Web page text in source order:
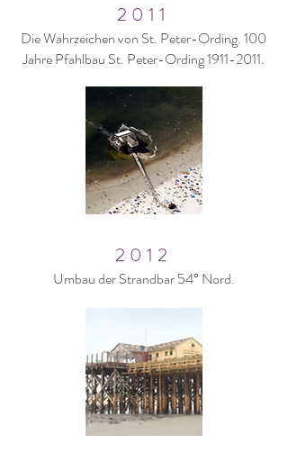
2011
Die Wahrzeichen von St. Peter-Ording. 100
Jahre Pfahlbau St. Peter-Ording1911-2011.
2012
Umbau der Strandbar 54° Nord.